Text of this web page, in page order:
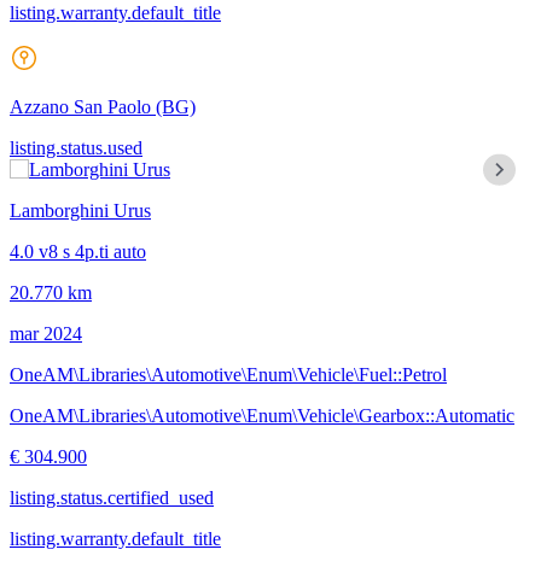
listing.warranty.default_title
Azzano San Paolo (BG)
listing.status.used
Lamborghini Urus
4.0 v8 s 4p.ti auto
20.770 km
mar 2024
OneAM\Libraries\Automotive\Enum\Vehicle\Fuel::Petrol
OneAM\Libraries\Automotive\Enum\Vehicle\Gearbox::Automatic
€ 304.900
listing.status.certified_used
listing.warranty.default_title